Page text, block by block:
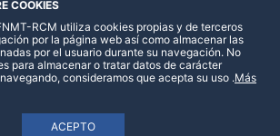
WhatsApp
COOKIES
RCM utiliza cookies propias y de terceros
por la página web así como almacenar las
por el usuario durante su navegación. No
para almacenar o tratar datos de carácter
consideramos que acepta su uso
ACEPTO
.Más